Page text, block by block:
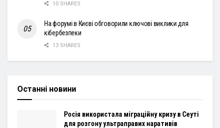
10 SHARES
На форумі в Києві обговорили ключові виклики для
кібербезпеки
13 SHARES
Останні новини
Росія використала міграційну кризу в Сеуті
для розгону ультраправих наративів